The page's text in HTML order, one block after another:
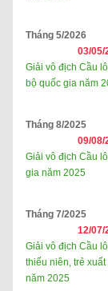
Tháng 5/2026
03/05/
Giải vô địch Cầu
bộ quốc gia năm
Tháng 8/2025
09/08/
Giải vô địch Cầu
gia năm 2025
Tháng 7/2025
12/07/
Giải vô địch Cầu
thiếu niên, trẻ
năm 2025